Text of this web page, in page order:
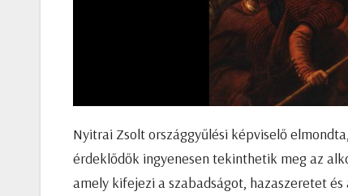
Nyitrai Zsolt országgyűlési képviselő
érdeklődők ingyenesen tekinthetik meg az
amely kifejezi a szabadságot, hazaszeretet és